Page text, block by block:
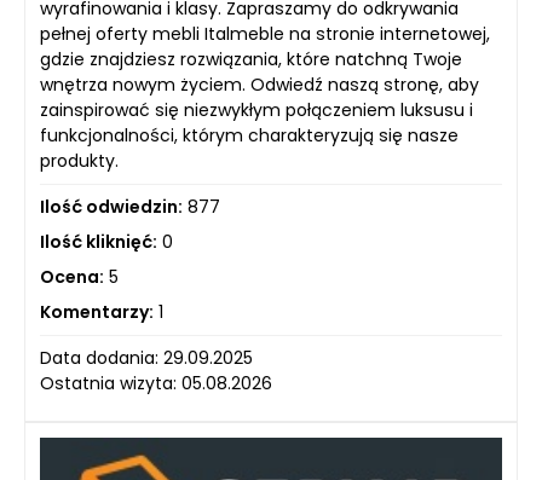
wyrafinowania i klasy. Zapraszamy do odkrywania
pełnej oferty mebli Italmeble na stronie internetowej,
gdzie znajdziesz rozwiązania, które natchną Twoje
wnętrza nowym życiem. Odwiedź naszą stronę, aby
zainspirować się niezwykłym połączeniem luksusu i
funkcjonalności, którym charakteryzują się nasze
produkty.
Ilość odwiedzin: 877
Ilość kliknięć: 0
Ocena: 5
Komentarzy: 1
Data dodania: 29.09.2025
Ostatnia wizyta: 05.08.2026